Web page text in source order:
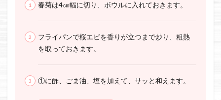
春菊は4㎝幅に切り、ボウルに入れておきます。
フライパンで桜エビを香りが立つまで炒り、粗熱
を取っておきます。
①に酢、ごま油、塩を加えて、サッと和えます。